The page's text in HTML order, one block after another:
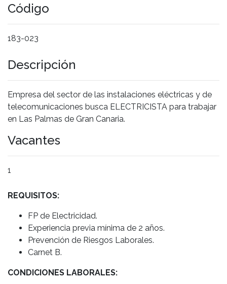
Código
183-023
Descripción
Empresa del sector de las instalaciones eléctricas y de
telecomunicaciones busca ELECTRICISTA para trabajar
en Las Palmas de Gran Canaria.
Vacantes
1
REQUISITOS:
FP de Electricidad.
Experiencia previa mínima de 2 años.
Prevención de Riesgos Laborales.
Carnet B.
CONDICIONES LABORALES: